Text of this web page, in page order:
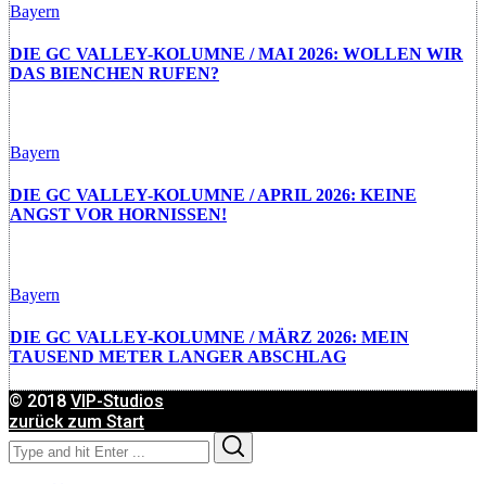
Bayern
DIE GC VALLEY-KOLUMNE / MAI 2026: WOLLEN WIR
DAS BIENCHEN RUFEN?
Bayern
DIE GC VALLEY-KOLUMNE / APRIL 2026: KEINE
ANGST VOR HORNISSEN!
Bayern
DIE GC VALLEY-KOLUMNE / MÄRZ 2026: MEIN
TAUSEND METER LANGER ABSCHLAG
© 2018 VIP-Studios
zurück zum Start
Search
for: